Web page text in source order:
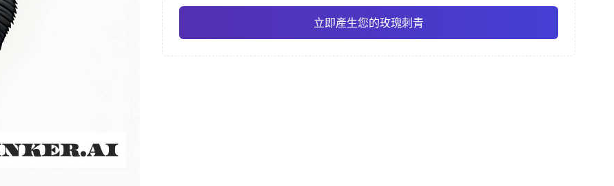
日式 水彩 精細線條 動漫
立即產生您的玫瑰刺青